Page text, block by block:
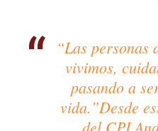
“Las personas
vivimos,
pasando a
vida.”Desde
del CPI